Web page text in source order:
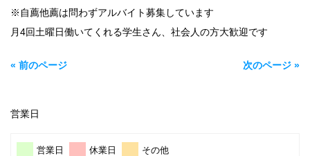
※自薦他薦は問わずアルバイト募集しています
月4回土曜日働いてくれる学生さん、社会人の方大歓迎です
« 前のページ 次のページ »
営業日
営業日 休業日 その他